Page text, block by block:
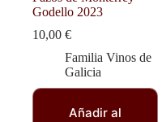
Godello 2023
10,00 €
Familia Vinos de
Galicia
Añadir al